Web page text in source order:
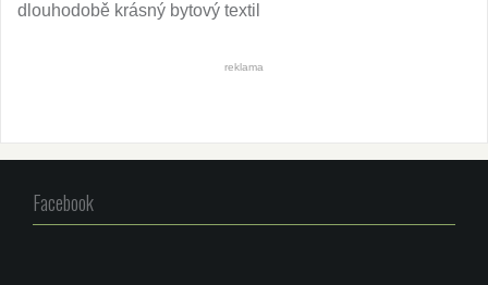
dlouhodobě krásný bytový textil
reklama
Facebook